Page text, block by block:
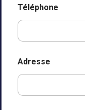
Téléphone
Adresse